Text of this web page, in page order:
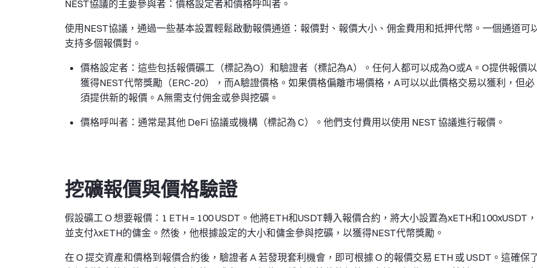
NEST協議的主要參與者：價格設定者和價格呼叫者。
使用NEST協議，通過一些基本設置輕鬆啟動報價通道：報價對、報價大小、佣金費用和抵押代幣。一個通道可
支持多個報價對。
價格設定者：這些包括報價礦工（標記為O）和驗證者（標記為A）。任何人都可以成為O或A。O提供報價以
獲得NEST代幣獎勵（ERC-20），而A驗證價格。如果價格偏離市場價格，A可以以此價格交易以獲利，但必
須提供新的報價。A無需支付佣金或參與挖礦。
價格呼叫者：通常是其他 DeFi 協議或機構（標記為 C）。他們支付費用以使用 NEST 協議進行報價。
挖礦報價與價格驗證
假設礦工 O 想要報價：1 ETH = 100 USDT。他將ETH和USDT轉入報價合約，將大小設置為xETH和100xUSDT，
並支付λxETH的傭金。然後，他根據設定的大小和傭金參與挖礦，以獲得NEST代幣獎勵。
在 O 提交資產和價格到報價合約後，驗證者 A 若發現套利機會，即可根據 O 的報價交易 ETH 或 USDT。這確保